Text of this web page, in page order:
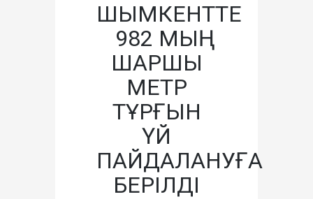
ШЫМКЕНТТЕ
982 МЫҢ
ШАРШЫ
МЕТР
ТҰРҒЫН
ҮЙ
ПАЙДАЛАНУҒА
БЕРІЛДІ